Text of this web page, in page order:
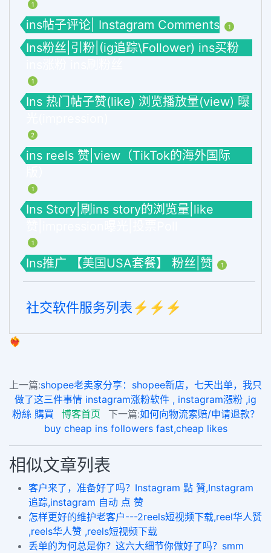
1
ins帖子评论| Instagram Comments 1
Ins粉丝|引粉|(ig追踪\Follower) ins买粉
1
Ins 热门帖子赞(like) 浏览播放量(view) 曝
2
ins reels 赞|view（TikTok的海外国际
1
Ins Story|刷ins story的浏览量|like
1
Ins推广 【美国USA套餐】 粉丝|赞 1
社交软件服务列表⚡️⚡️⚡️
❤️‍🔥
上一篇:shopee老卖家分享：shopee新店，七天出单，我只
做了这三件事情 instagram涨粉软件 , instagram漲粉 ,ig
粉絲 購買
博客首页 下一篇:如何向物流索赔/申请退款？
buy cheap ins followers fast,cheap likes
相似文章列表
客户来了，准备好了吗？Instagram 點 贊,Instagram
追踪,instagram 自动 点 赞
怎样更好的维护老客户---2reels短视频下载,reel华人赞
,reels华人赞 ,reels短视频下载
丢单的为何总是你？这六大细节你做好了吗？smm